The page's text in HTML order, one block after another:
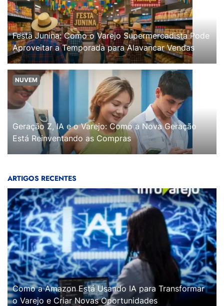
Festa Junina: Como o Varejo Supermercadista Pode
Aproveitar a Temporada para Alavancar Vendas
NUVEM
Geração Z, IA e o Varejo: Como a Nova Geração
Está Reinventando as Compras
ARTIGOS RECENTES
Como a Amazon Está Usando IA para Transformar
o Varejo e Criar Novas Oportunidades